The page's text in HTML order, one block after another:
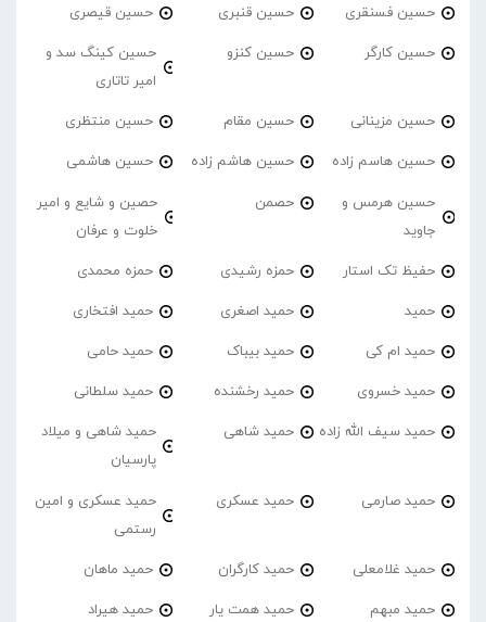
حسین فسنقری حسین قنبری حسین قیصری
حسین کارگر حسین کنزو
حسین کینگ سد و
امیر تاتاری
حسین مزینانی حسین مقام حسین منتظری
حسین هاسم زاده حسین هاشم زاده حسین هاشمی
حسین هرمس و
جاوید
حصمن
حصین و شایع و امیر
خلوت و عرفان
حفیظ تک استار حمزه رشیدی حمزه محمدی
حمید حمید اصغری حمید افتخاری
حمید ام کی حمید بیباک حمید حامی
حمید خسروی حمید رخشنده حمید سلطانی
حمید سیف الله زاده حمید شاهی
حمید شاهی و میلاد
پارسیان
حمید صارمی حمید عسکری
حمید عسکری و امین
رستمی
حمید غلامعلی حمید کارگران حمید ماهان
حمید مبهم حمید همت یار حمید هیراد